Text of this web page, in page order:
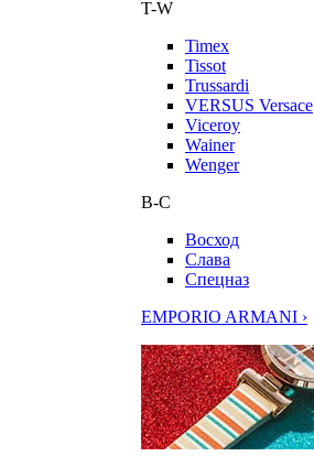
T-W
Timex
Tissot
Trussardi
VERSUS Versace
Viceroy
Wainer
Wenger
В-С
Восход
Слава
Спецназ
EMPORIO ARMANI ›